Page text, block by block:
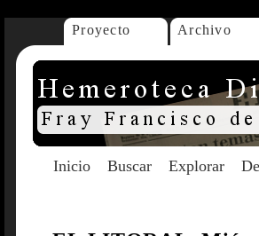
Proyecto Archivo
Inicio Buscar Explorar